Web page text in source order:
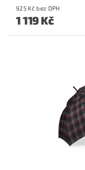
925 Kč bez DPH
1 119 Kč